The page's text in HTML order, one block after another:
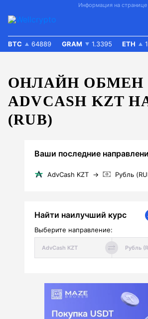
Информация на странице
BTC 64889 GRAM 1.3395 ETH
ОНЛАЙН ОБМЕН
ADVCASH KZT
(RUB)
Ваши последние
AdvCash KZT → Рубль
Найти наилучший курс
Выберите направление: